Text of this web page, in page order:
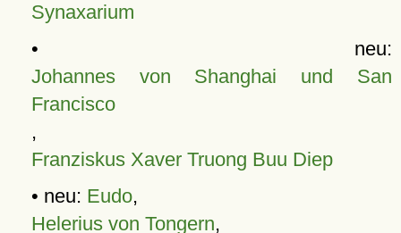
Synaxarium
• neu:
Johannes von Shanghai und San
Francisco
,
Franziskus Xaver Truong Buu Diep
• neu: Eudo,
Helerius von Tongern,